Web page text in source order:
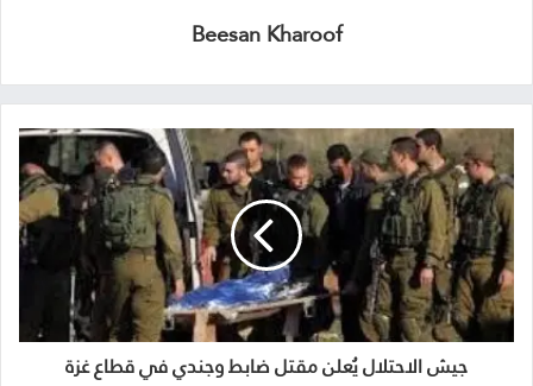
Beesan Kharoof
جيش الاحتلال يُعلن مقتل ضابط وجندي في قطاع غزة